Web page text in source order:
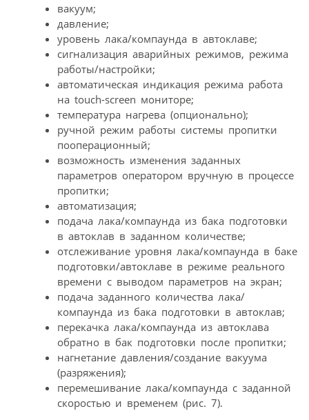
вакуум;
давление;
уровень лака/компаунда в автоклаве;
сигнализация аварийных режимов, режима
работы/настройки;
автоматическая индикация режима работа
на touch-screen мониторе;
температура нагрева (опционально);
ручной режим работы системы пропитки
пооперационный;
возможность изменения заданных
параметров оператором вручную в процессе
пропитки;
автоматизация;
подача лака/компаунда из бака подготовки
в автоклав в заданном количестве;
отслеживание уровня лака/компаунда в баке
подготовки/автоклаве в режиме реального
времени с выводом параметров на экран;
подача заданного количества лака/
компаунда из бака подготовки в автоклав;
перекачка лака/компаунда из автоклава
обратно в бак подготовки после пропитки;
нагнетание давления/создание вакуума
(разряжения);
перемешивание лака/компаунда с заданной
скоростью и временем (рис. 7).